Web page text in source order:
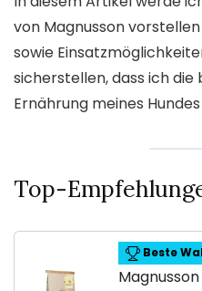
von Magnusson
sowie
sicherstellen, dass ich
Ernährung meines
Top-
Beste